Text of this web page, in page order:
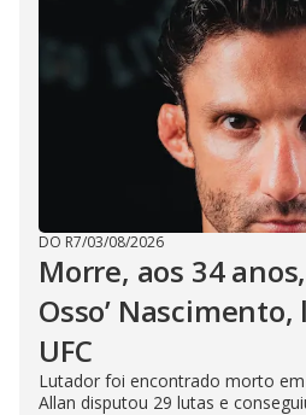
DO R7/03/08/2026
Morre, aos 34
Osso’
UFC
Lutador foi encontrado morto em
Allan disputou 29 lutas e